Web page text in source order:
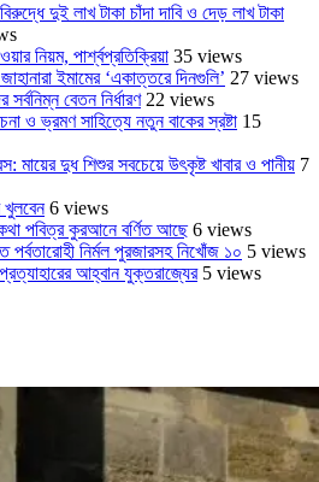
দুই লাখ টাকা চাঁদা দাবি ও দেড় লাখ টাকা
নিয়ম, পার্শ্বপ্রতিক্রিয়া 35 views
ইমামের ‘একাত্তরে দিনগুলি’ 27 views
বেতন নির্ধারণ 22 views
ও ভ্রমণ সাহিত্যে নতুন বাকের স্রষ্টা 15
মায়ের দুধ শিশুর সবচেয়ে উৎকৃষ্ট খাবার ও পানীয় 7
খুলবেন 6 views
কথা পবিত্র কুরআনে বর্ণিত আছে 6 views
পর্বতারোহী নির্মল ‍পুরজারসহ নিখোঁজ ১০ 5 views
আহ্বান যুক্তরাজ্যের 5 views